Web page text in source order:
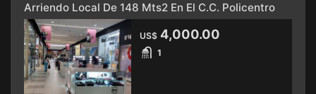
Arriendo Local De 148 Mts2 En El C.C. Policentro
US$ 4,000.00
1